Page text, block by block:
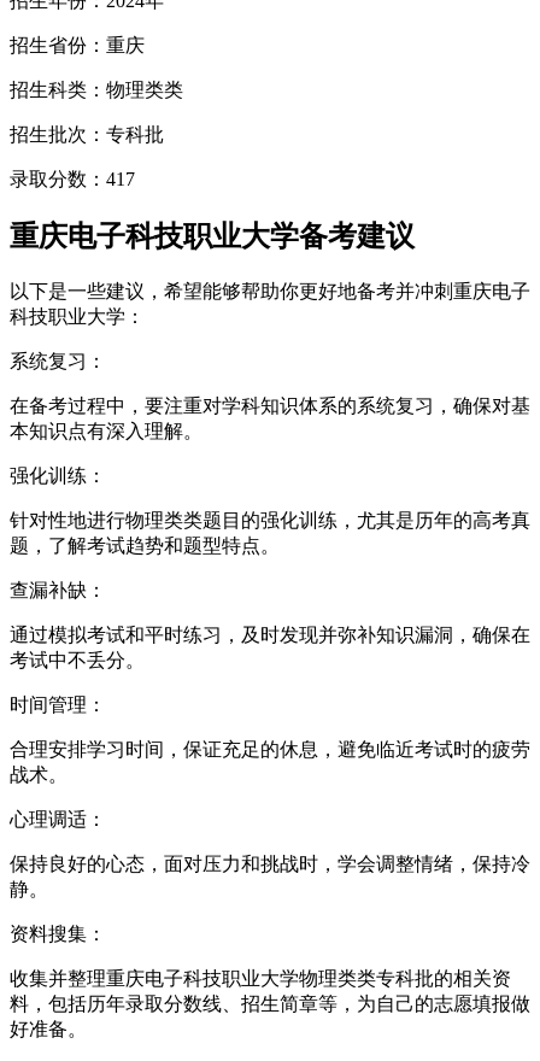
招生省份：重庆
招生科类：物理类类
招生批次：专科批
录取分数：417
重庆电子科技职业大学备考建议
以下是一些建议，希望能够帮助你更好地备考并冲刺重庆电子
科技职业大学：
系统复习：
在备考过程中，要注重对学科知识体系的系统复习，确保对基
本知识点有深入理解。
强化训练：
针对性地进行物理类类题目的强化训练，尤其是历年的高考真
题，了解考试趋势和题型特点。
查漏补缺：
通过模拟考试和平时练习，及时发现并弥补知识漏洞，确保在
考试中不丢分。
时间管理：
合理安排学习时间，保证充足的休息，避免临近考试时的疲劳
战术。
心理调适：
保持良好的心态，面对压力和挑战时，学会调整情绪，保持冷
静。
资料搜集：
收集并整理重庆电子科技职业大学物理类类专科批的相关资
料，包括历年录取分数线、招生简章等，为自己的志愿填报做
好准备。